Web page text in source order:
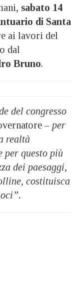
sabato 14
di Santa
ai lavori del
dal
Bruno.
del congresso
– per
realtà
per questo più
dei paesaggi,
costituisca